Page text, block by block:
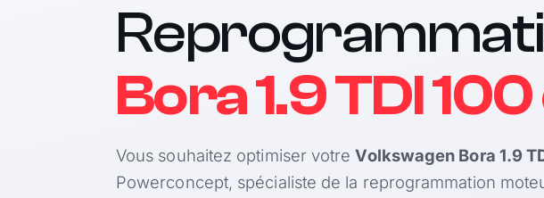
Bora 1.9 TDI
Vous souhaitez optimiser votreVolkswagen Bora 1.9
Powerconcept, spécialiste de la reprogrammation